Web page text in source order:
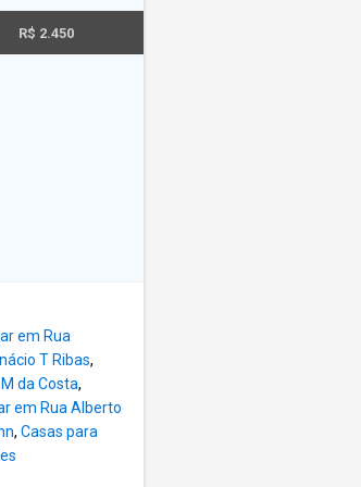
R$ 2.450
em Rua
T Ribas,
da Costa,
em Rua Alberto
, Casas para